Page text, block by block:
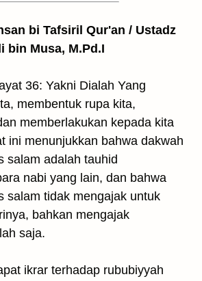
bi Tafsiril Qur'an / Ustadz
bin Musa, M.Pd.I
36: Yakni Dialah Yang
membentuk rupa kita,
memberlakukan kepada kita
ini menunjukkan bahwa dakwah
salam adalah tauhid
nabi yang lain, dan bahwa
salam tidak mengajak untuk
bahkan mengajak
saja.
ikrar terhadap rububiyyah